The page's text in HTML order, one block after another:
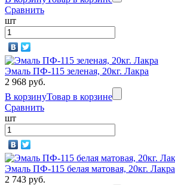
Сравнить
шт
Эмаль ПФ-115 зеленая, 20кг. Лакра
2 968 руб.
В корзинуТовар в корзине
Сравнить
шт
Эмаль ПФ-115 белая матовая, 20кг. Лакра
2 743 руб.